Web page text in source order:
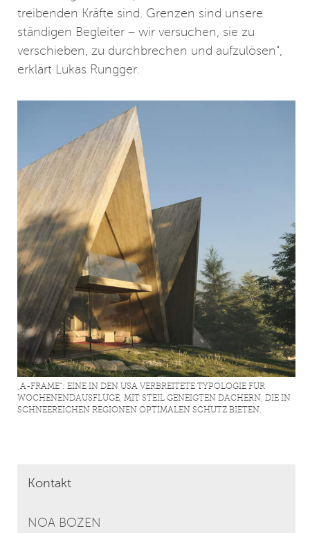
treibenden Kräfte sind. Grenzen sind unsere
ständigen Begleiter – wir versuchen, sie zu
verschieben, zu durchbrechen und aufzulösen“,
erklärt Lukas Rungger.
„A-FRAME“: EINE IN DEN USA VERBREITETE TYPOLOGIE FÜR
WOCHENENDAUSFLÜGE, MIT STEIL GENEIGTEN DÄCHERN, DIE IN
SCHNEEREICHEN REGIONEN OPTIMALEN SCHUTZ BIETEN.
Kontakt
NOA BOZEN